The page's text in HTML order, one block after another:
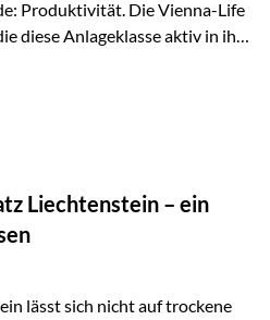
Produktivität. Die Vienna-Life
diese Anlageklasse aktiv in ihre
Produktivität setzen? Die
die Spielregeln für
genau diese
Wachstum
entsteht, also
mehr…
Liechtenstein – ein
lässt sich nicht auf trockene